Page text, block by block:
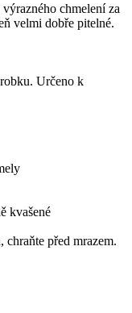
chmelení za
velmi dobře pitelné.
Určeno k
kvašené
chraňte před mrazem.